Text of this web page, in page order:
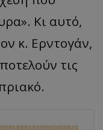
Κι αυτό,
κ. Ερντογάν,
τις